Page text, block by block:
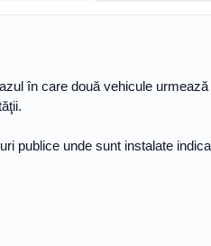
în care două vehicule
publice unde sunt instalate